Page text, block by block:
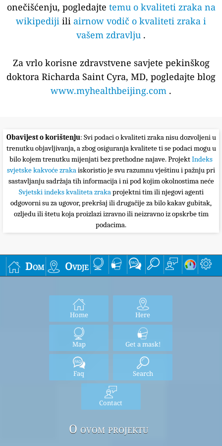
onečišćenju, pogledajte temu o kvaliteti zraka na
wikipediji ili airnow vodič o kvaliteti zraka i
vašem zdravlju .
Za vrlo korisne zdravstvene savjete pekinškog
doktora Richarda Saint Cyra, MD, pogledajte blog
www.myhealthbeijing.com .
Obavijest o korištenju: Svi podaci o kvaliteti zraka nisu dozvoljeni u
trenutku objavljivanja, a zbog osiguranja kvalitete ti se podaci mogu u
bilo kojem trenutku mijenjati bez prethodne najave. ProjektIndeks
svjetske kakvoće zrakaiskoristio je svu razumnu vještinu i pažnju pri
sastavljanju sadržaja tih informacija i ni pod kojim okolnostima neće
Svjetski indeks kvaliteta zrakaprojektni tim ili njegovi agenti
odgovorni su za ugovor, prekršaj ili drugačije za bilo kakav gubitak,
ozljedu ili štetu koja proizlazi izravno ili neizravno iz opskrbe tim
podacima.
Dom Ovdje
Home Here
Map Get a mask!
Faq Search
Contact
O ovom projektu